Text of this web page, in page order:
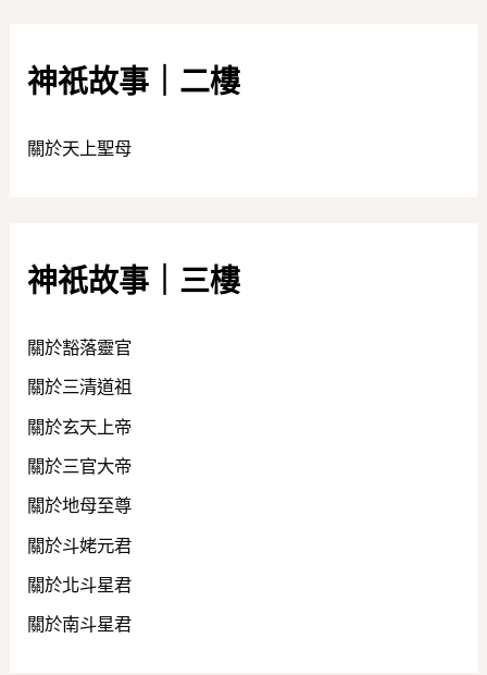
神祇故事｜二樓
關於天上聖母
神祇故事｜三樓
關於豁落靈官
關於三清道祖
關於玄天上帝
關於三官大帝
關於地母至尊
關於斗姥元君
關於北斗星君
關於南斗星君